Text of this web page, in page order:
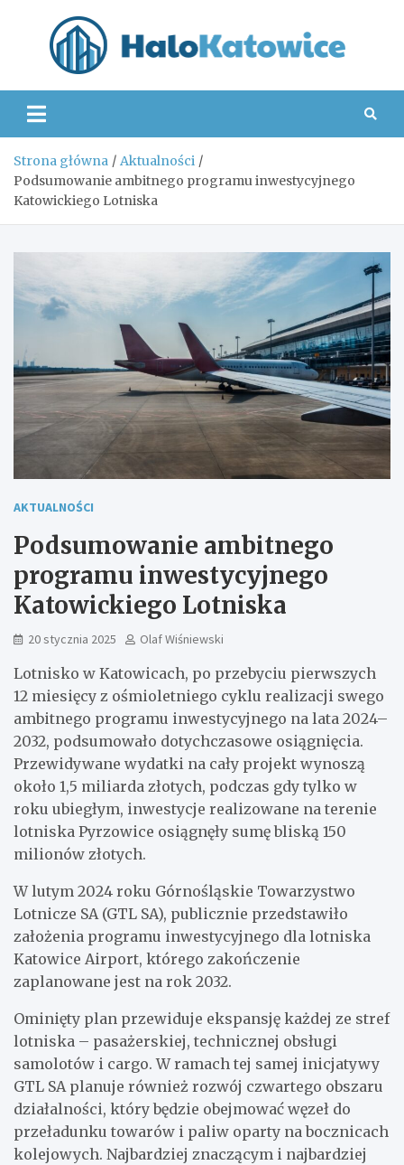
Strona główna
Aktualności
Podsumowanie ambitnego programu inwestycyjnego
Katowickiego Lotniska
AKTUALNOŚCI
Podsumowanie ambitnego
programu inwestycyjnego
Katowickiego Lotniska
20 stycznia 2025 Olaf Wiśniewski
Lotnisko w Katowicach, po przebyciu pierwszych
12 miesięcy z ośmioletniego cyklu realizacji swego
ambitnego programu inwestycyjnego na lata 2024–
2032, podsumowało dotychczasowe osiągnięcia.
Przewidywane wydatki na cały projekt wynoszą
około 1,5 miliarda złotych, podczas gdy tylko w
roku ubiegłym, inwestycje realizowane na terenie
lotniska Pyrzowice osiągnęły sumę bliską 150
milionów złotych.
W lutym 2024 roku Górnośląskie Towarzystwo
Lotnicze SA (GTL SA), publicznie przedstawiło
założenia programu inwestycyjnego dla lotniska
Katowice Airport, którego zakończenie
zaplanowane jest na rok 2032.
Ominięty plan przewiduje ekspansję każdej ze stref
lotniska – pasażerskiej, technicznej obsługi
samolotów i cargo. W ramach tej samej inicjatywy
GTL SA planuje również rozwój czwartego obszaru
działalności, który będzie obejmować węzeł do
przeładunku towarów i paliw oparty na bocznicach
kolejowych. Najbardziej znaczącym i najbardziej